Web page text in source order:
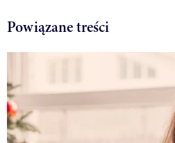
Powiązane treści